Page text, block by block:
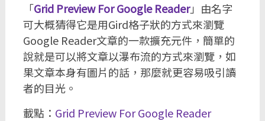
「Grid Preview For Google Reader」由名字
可大概猜得它是用Gird格子狀的方式來瀏覽
Google Reader文章的一款擴充元件，簡單的
說就是可以將文章以瀑布流的方式來瀏覽，如
果文章本身有圖片的話，那麼就更容易吸引讀
者的目光。
載點： Grid Preview For Google Reader